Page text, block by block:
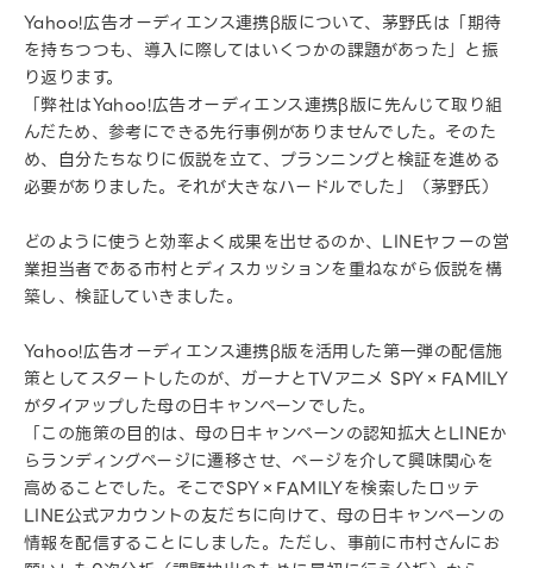
Yahoo!広告オーディエンス連携β版について、茅野氏は「期待
を持ちつつも、導入に際してはいくつかの課題があった」と振
り返ります。
「弊社はYahoo!広告オーディエンス連携β版に先んじて取り組
んだため、参考にできる先行事例がありませんでした。そのた
め、自分たちなりに仮説を立て、プランニングと検証を進める
必要がありました。それが大きなハードルでした」（茅野氏）
どのように使うと効率よく成果を出せるのか、LINEヤフーの営
業担当者である市村とディスカッションを重ねながら仮説を構
築し、検証していきました。
Yahoo!広告オーディエンス連携β版を活用した第一弾の配信施
策としてスタートしたのが、ガーナとTVアニメ SPY×FAMILY
がタイアップした母の日キャンペーンでした。
「この施策の目的は、母の日キャンペーンの認知拡大とLINEか
らランディングページに遷移させ、ページを介して興味関心を
高めることでした。そこでSPY×FAMILYを検索したロッテ
LINE公式アカウントの友だちに向けて、母の日キャンペーンの
情報を配信することにしました。ただし、事前に市村さんにお